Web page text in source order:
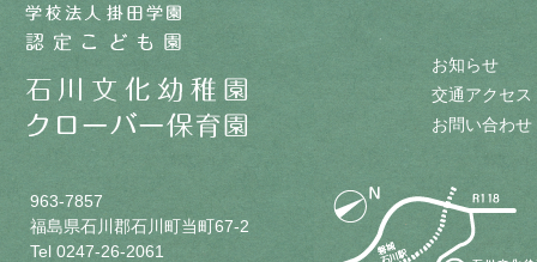
963-7857
福島県石川郡石川町当町67-2
Tel 0247-26-2061
お知らせ
交通アクセス
お問い合わせ